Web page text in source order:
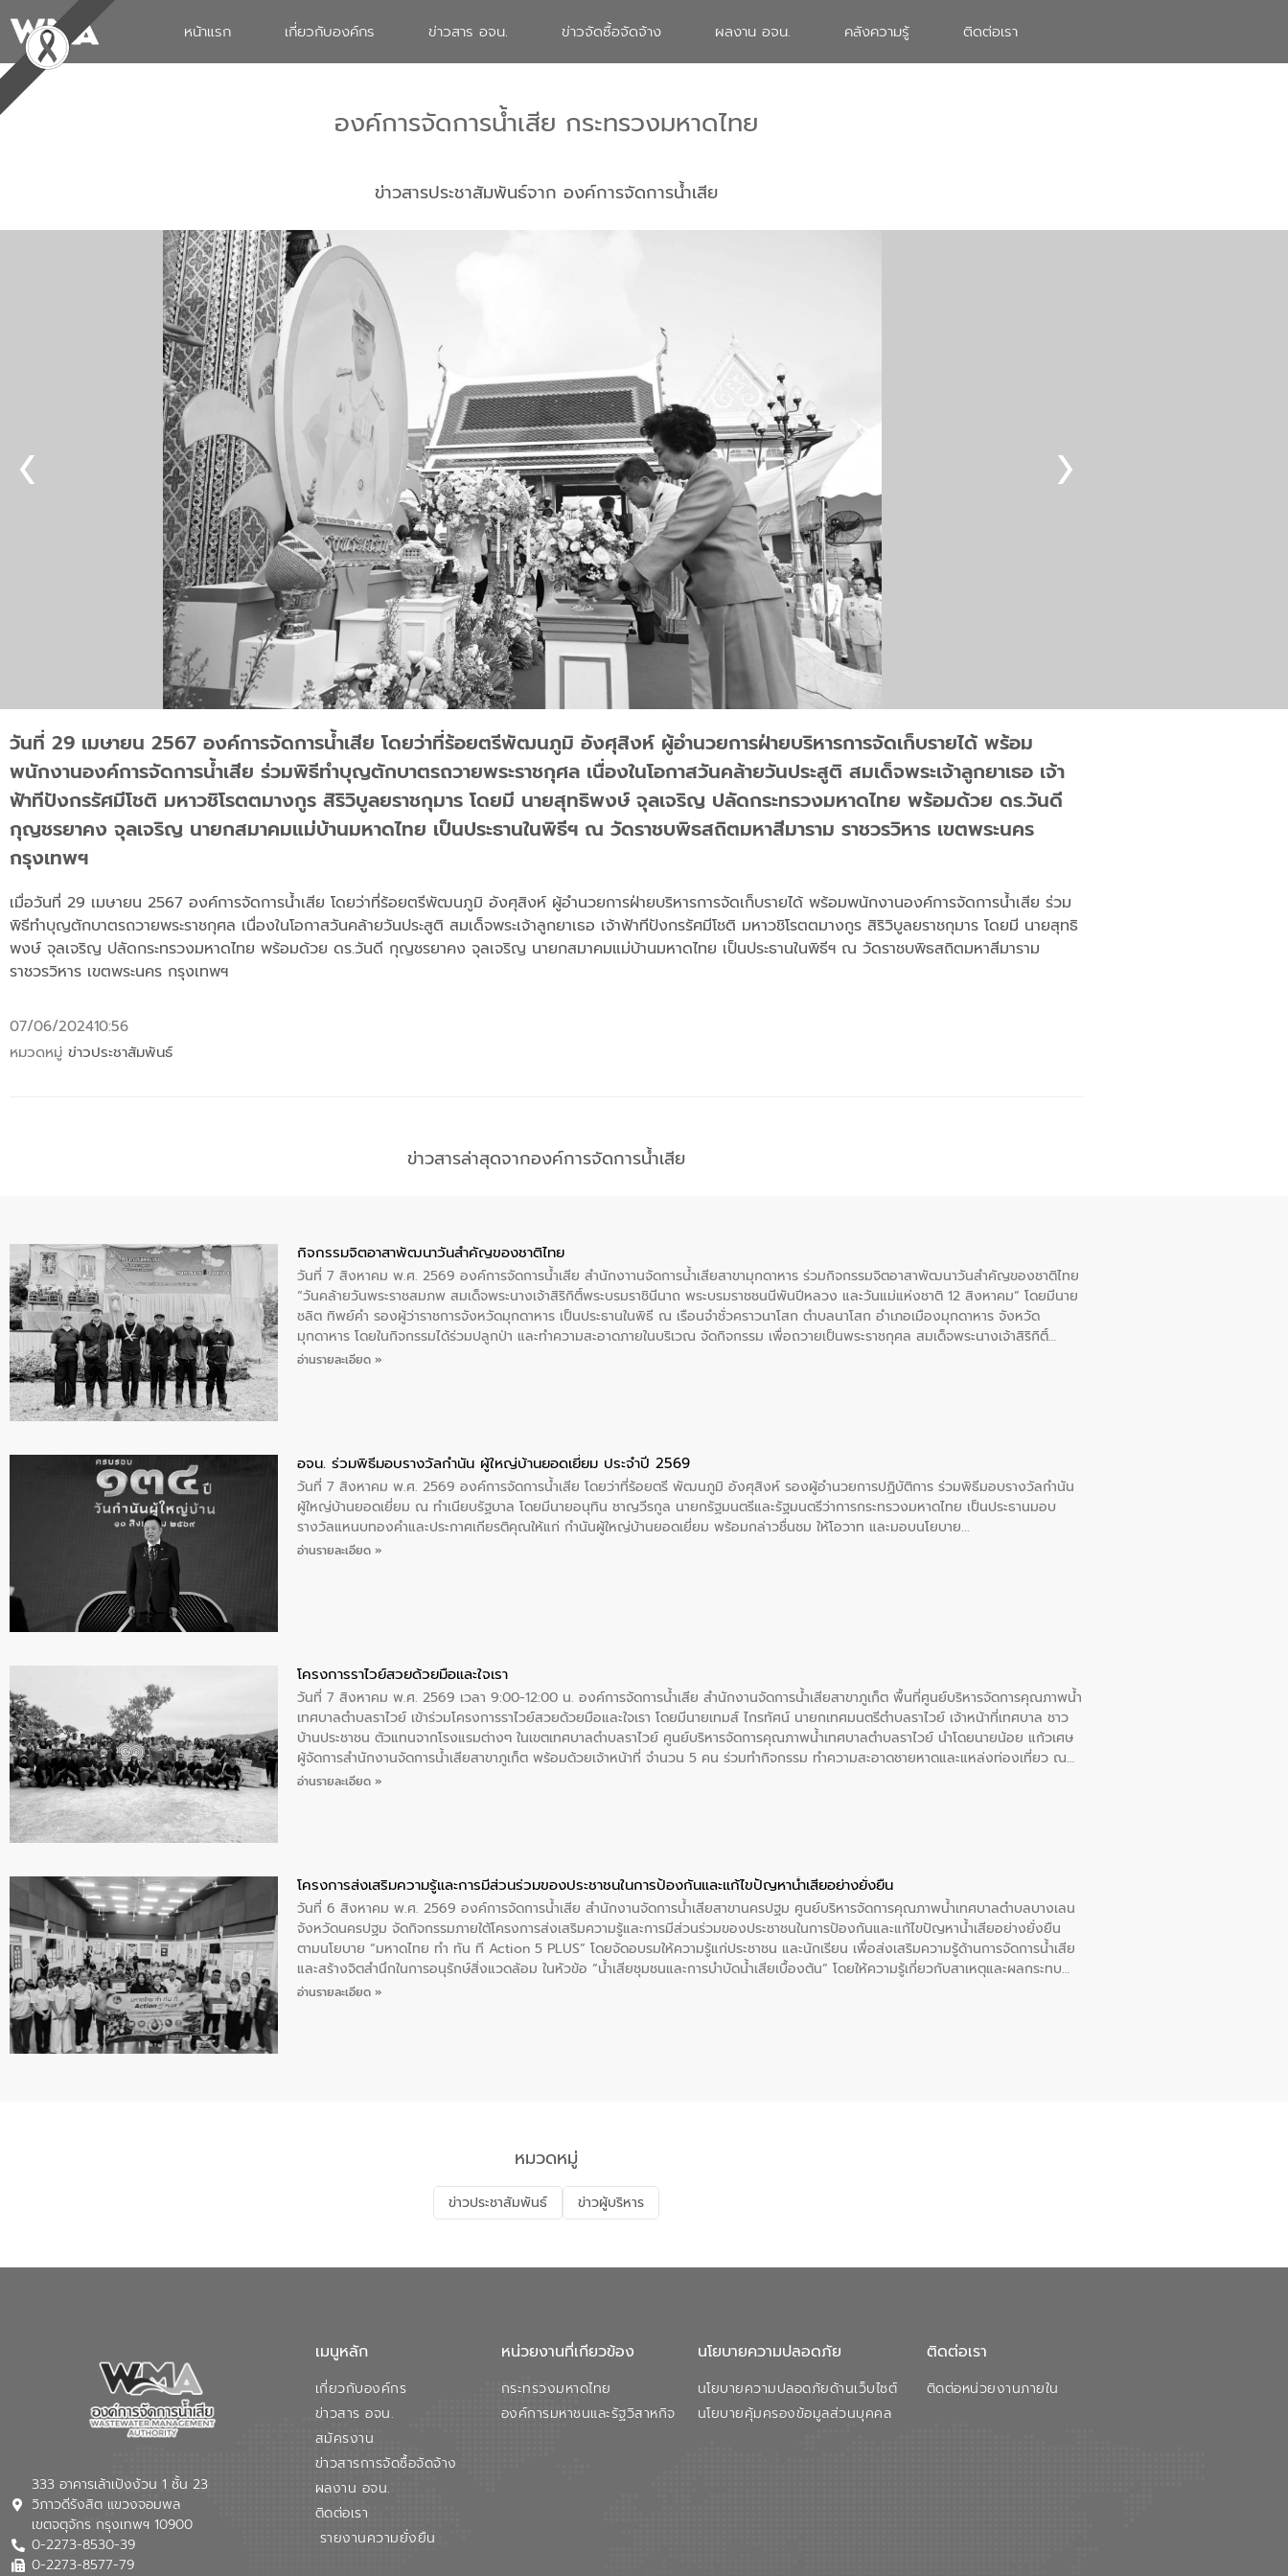
หน้าแรก เกี่ยวกับองค์กร ข่าวสาร อจน. ข่าวจัดซื้อจัดจ้าง ผลงาน อจน. คลังความรู้ ติดต่อเรา
องค์การจัดการน้ำเสีย กระทรวงมหาดไทย
ข่าวสารประชาสัมพันธ์จาก องค์การจัดการน้ำเสีย
วันที่ 29 เมษายน 2567 องค์การจัดการน้ำเสีย โดยว่าที่ร้อยตรีพัฒนภูมิ อังศุสิงห์ ผู้อำนวยการฝ่ายบริหารการจัดเก็บรายได้ พร้อม
พนักงานองค์การจัดการน้ำเสีย ร่วมพิธีทำบุญตักบาตรถวายพระราชกุศล เนื่องในโอกาสวันคล้ายวันประสูติ สมเด็จพระเจ้าลูกยาเธอ เจ้า
ฟ้าทีปังกรรัศมีโชติ มหาวชิโรตตมางกูร สิริวิบูลยราชกุมาร โดยมี นายสุทธิพงษ์ จุลเจริญ ปลัดกระทรวงมหาดไทย พร้อมด้วย ดร.วันดี
กุญชรยาคง จุลเจริญ นายกสมาคมแม่บ้านมหาดไทย เป็นประธานในพิธีฯ ณ วัดราชบพิธสถิตมหาสีมาราม ราชวรวิหาร เขตพระนคร
กรุงเทพฯ
เมื่อวันที่ 29 เมษายน 2567 องค์การจัดการน้ำเสีย โดยว่าที่ร้อยตรีพัฒนภูมิ อังศุสิงห์ ผู้อำนวยการฝ่ายบริหารการจัดเก็บรายได้ พร้อมพนักงานองค์การจัดการน้ำเสีย ร่วม
พิธีทำบุญตักบาตรถวายพระราชกุศล เนื่องในโอกาสวันคล้ายวันประสูติ สมเด็จพระเจ้าลูกยาเธอ เจ้าฟ้าทีปังกรรัศมีโชติ มหาวชิโรตตมางกูร สิริวิบูลยราชกุมาร โดยมี นายสุทธิ
พงษ์ จุลเจริญ ปลัดกระทรวงมหาดไทย พร้อมด้วย ดร.วันดี กุญชรยาคง จุลเจริญ นายกสมาคมแม่บ้านมหาดไทย เป็นประธานในพิธีฯ ณ วัดราชบพิธสถิตมหาสีมาราม
ราชวรวิหาร เขตพระนคร กรุงเทพฯ
07/06/202410:56
หมวดหมู่ ข่าวประชาสัมพันธ์
ข่าวสารล่าสุดจากองค์การจัดการน้ำเสีย
กิจกรรมจิตอาสาพัฒนาวันสําคัญของชาติไทย
วันที่ 7 สิงหาคม พ.ศ. 2569 องค์การจัดการน้ำเสีย สำนักงาานจัดการน้ำเสียสาขามุกดาหาร ร่วมกิจกรรมจิตอาสาพัฒนาวันสําคัญของชาติไทย
“วันคล้ายวันพระราชสมภพ สมเด็จพระนางเจ้าสิริกิติ์พระบรมราชินีนาถ พระบรมราชชนนีพันปีหลวง และวันแม่แห่งชาติ 12 สิงหาคม” โดยมีนาย
ชลิต ทิพย์คำ รองผู้ว่าราชการจังหวัดมุกดาหาร เป็นประธานในพิธี ณ เรือนจําชั่วคราวนาโสก ตําบลนาโสก อําเภอเมืองมุกดาหาร จังหวัด
มุกดาหาร โดยในกิจกรรมได้ร่วมปลูกป่า และทําความสะอาดภายในบริเวณ จัดกิจกรรม เพื่อถวายเป็นพระราชกุศล สมเด็จพระนางเจ้าสิริกิติ์
พระบรมราชินีนาถ พระบรมราชชนนีพันปีหลวง พร้อมถวายสัจปฏิญาณ ทำความดีด้วยหัวใจ
อ่านรายละเอียด »
อจน. ร่วมพิธีมอบรางวัลกำนัน ผู้ใหญ่บ้านยอดเยี่ยม ประจำปี 2569
วันที่ 7 สิงหาคม พ.ศ. 2569 องค์การจัดการน้ำเสีย โดยว่าที่ร้อยตรี พัฒนภูมิ อังศุสิงห์ รองผู้อำนวยการปฏิบัติการ ร่วมพิธีมอบรางวัลกำนัน
ผู้ใหญ่บ้านยอดเยี่ยม ณ ทำเนียบรัฐบาล โดยมีนายอนุทิน ชาญวีรกูล นายกรัฐมนตรีและรัฐมนตรีว่าการกระทรวงมหาดไทย เป็นประธานมอบ
รางวัลแหนบทองคำและประกาศเกียรติคุณให้แก่ กำนันผู้ใหญ่บ้านยอดเยี่ยม พร้อมกล่าวชื่นชม ให้โอวาท และมอบนโยบาย
อ่านรายละเอียด »
โครงการราไวย์สวยด้วยมือและใจเรา
วันที่ 7 สิงหาคม พ.ศ. 2569 เวลา 9:00-12:00 น. องค์การจัดการน้ำเสีย สำนักงานจัดการน้ำเสียสาขาภูเก็ต พื้นที่ศูนย์บริหารจัดการคุณภาพน้ำ
เทศบาลตำบลราไวย์ เข้าร่วมโครงการราไวย์สวยด้วยมือและใจเรา โดยมีนายเทมส์ ไกรทัศน์ นายกเทศมนตรีตำบลราไวย์ เจ้าหน้าที่เทศบาล ชาว
บ้านประชาชน ตัวแทนจากโรงแรมต่างๆ ในเขตเทศบาลตำบลราไวย์ ศูนย์บริหารจัดการคุณภาพน้ำเทศบาลตำบลราไวย์ นำโดยนายน้อย แก้วเศษ
ผู้จัดการสำนักงานจัดการน้ำเสียสาขาภูเก็ต พร้อมด้วยเจ้าหน้าที่ จำนวน 5 คน ร่วมทำกิจกรรม ทำความสะอาดชายหาดและแหล่งท่องเที่ยว ณ
บริเวณแหลมพรหมเทพ หมู่ที่ 6 ตำบลราไวย์ อำเภอเมือง จังหวัดภูเก็ต
อ่านรายละเอียด »
โครงการส่งเสริมความรู้และการมีส่วนร่วมของประชาชนในการป้องกันและแก้ไขปัญหาน้ำเสียอย่างยั่งยืน
วันที่ 6 สิงหาคม พ.ศ. 2569 องค์การจัดการน้ำเสีย สำนักงานจัดการน้ำเสียสาขานครปฐม ศูนย์บริหารจัดการคุณภาพน้ำเทศบาลตำบลบางเลน
จังหวัดนครปฐม จัดกิจกรรมภายใต้โครงการส่งเสริมความรู้และการมีส่วนร่วมของประชาชนในการป้องกันและแก้ไขปัญหาน้ำเสียอย่างยั่งยืน
ตามนโยบาย “มหาดไทย ทำ ทัน ที Action 5 PLUS” โดยจัดอบรมให้ความรู้แก่ประชาชน และนักเรียน เพื่อส่งเสริมความรู้ด้านการจัดการน้ำเสีย
และสร้างจิตสำนึกในการอนุรักษ์สิ่งแวดล้อม ในหัวข้อ “น้ำเสียชุมชนและการบำบัดน้ำเสียเบื้องต้น” โดยให้ความรู้เกี่ยวกับสาเหตุและผลกระทบ
ของน้ำเสีย แนวทางการลดการเกิดน้ำเสียจากแหล่งกำเนิด การบำบัดน้ำเสียเบื้องต้นในครัวเรือน ณ เทศบาลตำบลบางเลน จังหวัดนครปฐม
อ่านรายละเอียด »
หมวดหมู่
ข่าวประชาสัมพันธ์ ข่าวผู้บริหาร
333 อาคารเล้าเป้งง้วน 1 ชั้น 23
วิภาวดีรังสิต แขวงจอมพล
เขตจตุจักร กรุงเทพฯ 10900
0-2273-8530-39
0-2273-8577-79
เมนูหลัก
เกี่ยวกับองค์กร
ข่าวสาร อจน.
สมัครงาน
ข่าวสารการจัดซื้อจัดจ้าง
ผลงาน อจน.
ติดต่อเรา
รายงานความยั่งยืน
หน่วยงานที่เกียวข้อง
กระทรวงมหาดไทย
องค์การมหาชนและรัฐวิสาหกิจ
นโยบายความปลอดภัย
นโยบายความปลอดภัยด้านเว็บไซต์
นโยบายคุ้มครองข้อมูลส่วนบุคคล
ติดต่อเรา
ติดต่อหน่วยงานภายใน